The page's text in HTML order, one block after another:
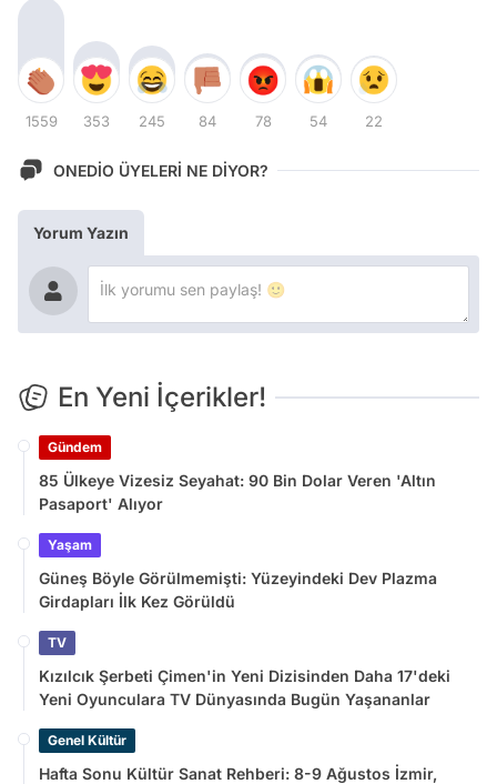
1559 353 245 84 78 54 22
ONEDİO ÜYELERİ NE DİYOR?
Yorum Yazın
En Yeni İçerikler!
Gündem
85 Ülkeye Vizesiz Seyahat: 90 Bin Dolar Veren 'Altın
Pasaport' Alıyor
Yaşam
Güneş Böyle Görülmemişti: Yüzeyindeki Dev Plazma
Girdapları İlk Kez Görüldü
TV
Kızılcık Şerbeti Çimen'in Yeni Dizisinden Daha 17'deki
Yeni Oyunculara TV Dünyasında Bugün Yaşananlar
Genel Kültür
Hafta Sonu Kültür Sanat Rehberi: 8-9 Ağustos İzmir,